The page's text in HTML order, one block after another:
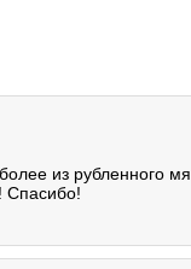
из рубленного
Спасибо!